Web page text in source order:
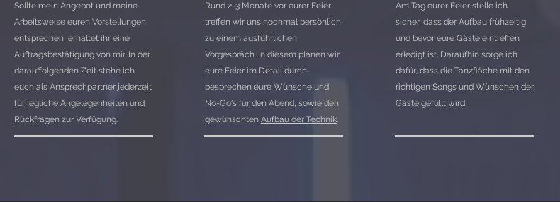
Sollte mein Angebot und meine
Arbeitsweise euren Vorstellungen
entsprechen, erhaltet ihr eine
Auftragsbestätigung von mir. In der
darauffolgenden Zeit stehe ich
euch als Ansprechpartner jederzeit
für jegliche Angelegenheiten und
Rückfragen zur Verfügung.
Rund 2-3 Monate vor eurer Feier
treffen wir uns nochmal persönlich
zu einem ausführlichen
Vorgespräch. In diesem planen wir
eure Feier im Detail durch,
besprechen eure Wünsche und
No-Go's für den Abend, sowie den
gewünschten Aufbau der Technik.
Am Tag eurer Feier stelle ich
sicher, dass der Aufbau frühzeitig
und bevor eure Gäste eintreffen
erledigt ist. Daraufhin sorge ich
dafür, dass die Tanzfläche mit den
richtigen Songs und Wünschen der
Gäste gefüllt wird.